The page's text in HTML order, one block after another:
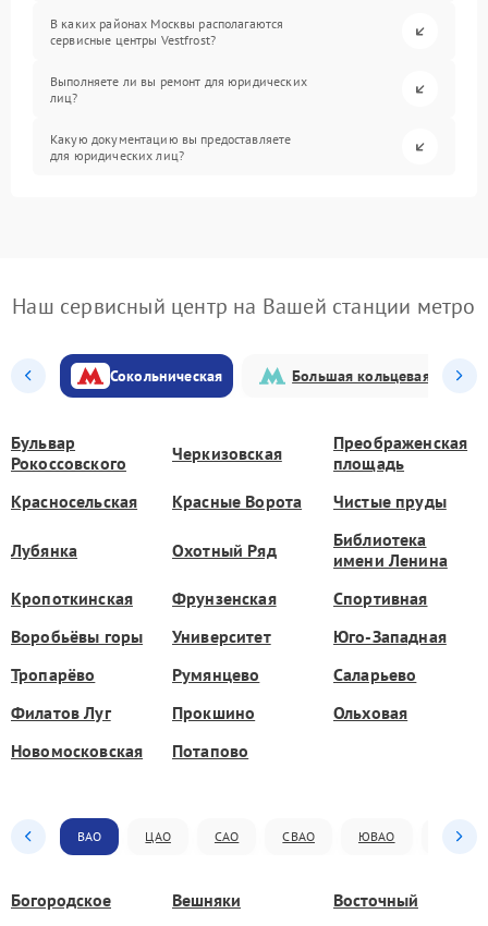
В каких районах Москвы располагаются
сервисные центры Vestfrost?
Выполняете ли вы ремонт для юридических
лиц?
Какую документацию вы предоставляете
для юридических лиц?
Наш сервисный центр на Вашей станции метро
Сокольническая Большая кольцевая
Бульвар
Рокоссовского
Черкизовская
Преображенская
площадь
Красносельская
Красные Ворота Чистые пруды
Лубянка Охотный Ряд
Библиотека
имени Ленина
Кропоткинская
Фрунзенская
Спортивная
Воробьёвы горы
Университет
Юго-Западная
Тропарёво
Румянцево
Саларьево
Филатов Луг
Прокшино
Ольховая
Новомосковская
Потапово
ВАО ЦАО САО СВАО ЮВАО ЮАО
Богородское Вешняки
Восточный